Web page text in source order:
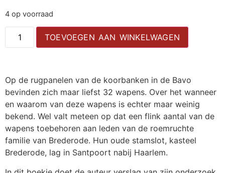
4 op voorraad
TOEVOEGEN AAN WINKELWAGEN
Op de rugpanelen van de koorbanken in de Bavo
bevinden zich maar liefst 32 wapens. Over het wanneer
en waarom van deze wapens is echter maar weinig
bekend. Wel valt meteen op dat een flink aantal van de
wapens toebehoren aan leden van de roemruchte
familie van Brederode. Hun oude stamslot, kasteel
Brederode, lag in Santpoort nabij Haarlem.